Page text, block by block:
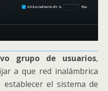
grupo de usuarios,
a que red inalámbrica
el sistema de